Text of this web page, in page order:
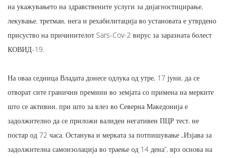
на укажувањето на здравствените услуги за дијагностицирање,
лекување, третман, нега и рехабилитација во установата е утврдено
присуство на причинителот Sars-Cov-2 вирус за заразната болест
КОВИД-19.
На оваа седница Владата донесе одлука од утре, 17 јуни, да се
отворат сите гранични премини во земјата со примена на мерките
што се активни, при што за влез во Северна Македонија е
задолжително да се приложи валиден негативен ПЦР тест, не
постар од 72 часа. Останува и мерката за потпишување „Изјава за
задолжителна самоизолација во траење од 14 дена“, врз основа на